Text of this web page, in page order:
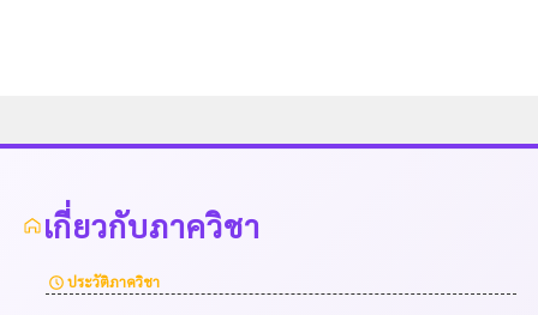
เกี่ยวกับภาควิชา
ประวัติภาควิชา